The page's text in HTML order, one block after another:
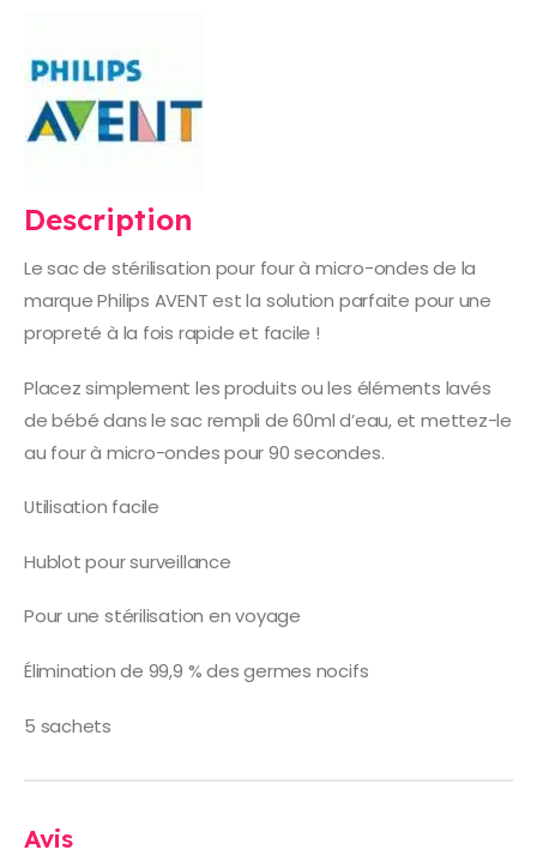
Description
Le sac de stérilisation pour four à micro-ondes de la
marque Philips AVENT est la solution parfaite pour une
propreté à la fois rapide et facile !
Placez simplement les produits ou les éléments lavés
de bébé dans le sac rempli de 60ml d’eau, et mettez-le
au four à micro-ondes pour 90 secondes.
Utilisation facile
Hublot pour surveillance
Pour une stérilisation en voyage
Élimination de 99,9 % des germes nocifs
5 sachets
Avis